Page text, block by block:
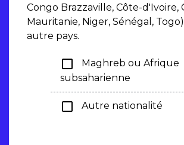
Congo Brazzaville, Côte-d'Ivoire,
Mauritanie, Niger, Sénégal,
autre pays.
check_box_outline_blank
Maghreb ou Afrique
subsaharienne
check_box_outline_blank Autre nationalité